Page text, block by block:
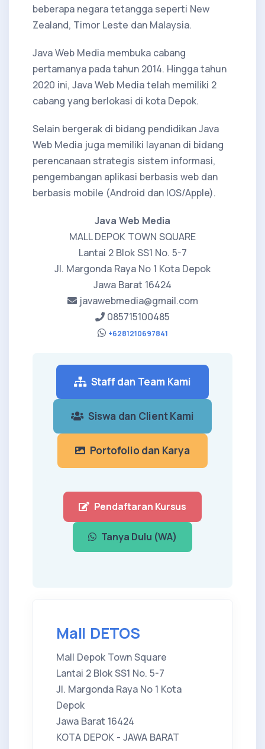
beberapa negara tetangga seperti New
Zealand, Timor Leste dan Malaysia.
Java Web Media membuka cabang
pertamanya pada tahun 2014. Hingga tahun
2020 ini, Java Web Media telah memiliki 2
cabang yang berlokasi di kota Depok.
Selain bergerak di bidang pendidikan Java
Web Media juga memiliki layanan di bidang
perencanaan strategis sistem informasi,
pengembangan aplikasi berbasis web dan
berbasis mobile (Android dan IOS/Apple).
Java Web Media
MALL DEPOK TOWN SQUARE
Lantai 2 Blok SS1 No. 5-7
Jl. Margonda Raya No 1 Kota Depok
Jawa Barat 16424
javawebmedia@gmail.com
085715100485
+6281210697841
Staff dan Team Kami
Siswa dan Client Kami
Portofolio dan Karya
Pendaftaran Kursus
Tanya Dulu (WA)
Mall DETOS
Mall Depok Town Square
Lantai 2 Blok SS1 No. 5-7
Jl. Margonda Raya No 1 Kota
Depok
Jawa Barat 16424
KOTA DEPOK - JAWA BARAT